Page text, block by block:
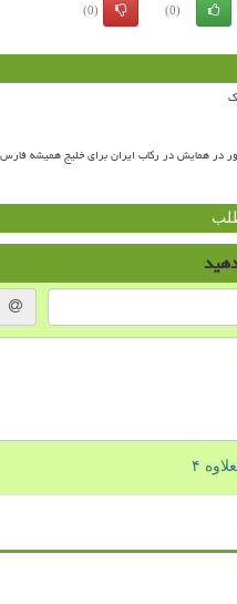
(0)
(0)
همایش در رکاب ایران برای خلیج همیشه فارس